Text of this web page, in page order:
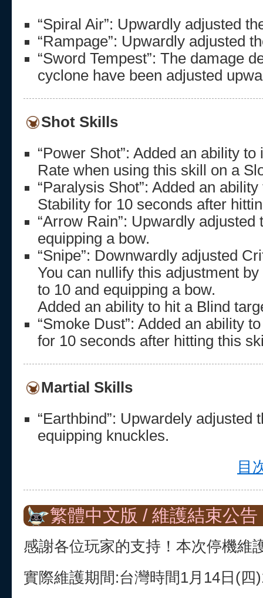
“Spiral Air”: Upwardly adjusted
“Rampage”: Upwardly adjusted
“Sword Tempest”: The damage
cyclone have been adjusted
Shot Skills
“Power Shot”: Added an ability
Rate when using this skill on a
“Paralysis Shot”: Added an
Stability for 10 seconds after
“Arrow Rain”: Upwardly adjusted
equipping a bow.
“Snipe”: Downwardly adjusted
You can nullify this adjustment
to 10 and equipping a bow.
Added an ability to hit a Blind
“Smoke Dust”: Added an ability
for 10 seconds after hitting this
Martial Skills
“Earthbind”: Upwardely adjusted
equipping knuckles.
目
繁體中文版 / 維護結束公告
感謝各位玩家的支持！本次停機維
實際維護期間:台灣時間1月14日(四